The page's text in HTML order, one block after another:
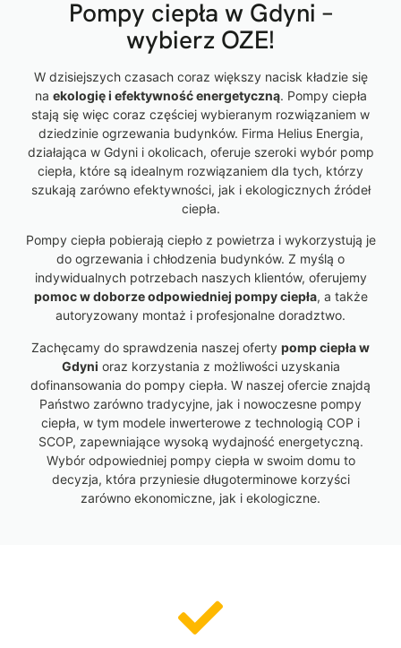
Pompy ciepła w Gdyni –
wybierz OZE!
W dzisiejszych czasach coraz większy nacisk kładzie się
na ekologię i efektywność energetyczną. Pompy ciepła
stają się więc coraz częściej wybieranym rozwiązaniem w
dziedzinie ogrzewania budynków. Firma Helius Energia,
działająca w Gdyni i okolicach, oferuje szeroki wybór pomp
ciepła, które są idealnym rozwiązaniem dla tych, którzy
szukają zarówno efektywności, jak i ekologicznych źródeł
ciepła.
Pompy ciepła pobierają ciepło z powietrza i wykorzystują je
do ogrzewania i chłodzenia budynków. Z myślą o
indywidualnych potrzebach naszych klientów, oferujemy
pomoc w doborze odpowiedniej pompy ciepła, a także
autoryzowany montaż i profesjonalne doradztwo.
Zachęcamy do sprawdzenia naszej oferty pomp ciepła w
Gdyni oraz korzystania z możliwości uzyskania
dofinansowania do pompy ciepła. W naszej ofercie znajdą
Państwo zarówno tradycyjne, jak i nowoczesne pompy
ciepła, w tym modele inwerterowe z technologią COP i
SCOP, zapewniające wysoką wydajność energetyczną.
Wybór odpowiedniej pompy ciepła w swoim domu to
decyzja, która przyniesie długoterminowe korzyści
zarówno ekonomiczne, jak i ekologiczne.